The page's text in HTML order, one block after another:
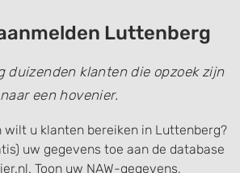
Luttenberg
duizenden klanten die opzoek zijn
naar een hovenier.
wilt u klanten bereiken in Luttenberg?
uw gegevens toe aan de database
Toon uw NAW-gegevens,